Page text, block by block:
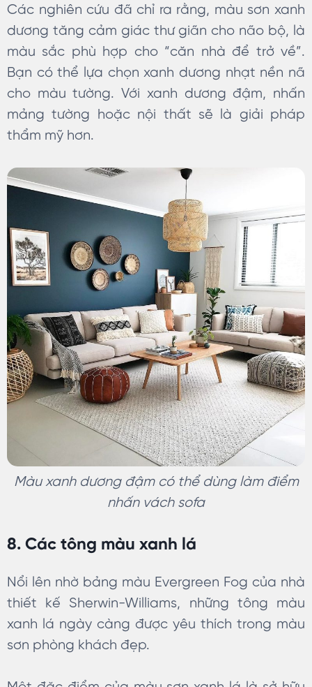
Các nghiên cứu đã chỉ ra rằng, màu sơn xanh
dương tăng cảm giác thư giãn cho não bộ, là
màu sắc phù hợp cho “căn nhà để trở về”.
Bạn có thể lựa chọn xanh dương nhạt nền nã
cho màu tường. Với xanh dương đậm, nhấn
mảng tường hoặc nội thất sẽ là giải pháp
thẩm mỹ hơn.
Màu xanh dương đậm có thể dùng làm điểm
nhấn vách sofa
8. Các tông màu xanh lá
Nổi lên nhờ bảng màu Evergreen Fog của nhà
thiết kế Sherwin-Williams, những tông màu
xanh lá ngày càng được yêu thích trong màu
sơn phòng khách đẹp.